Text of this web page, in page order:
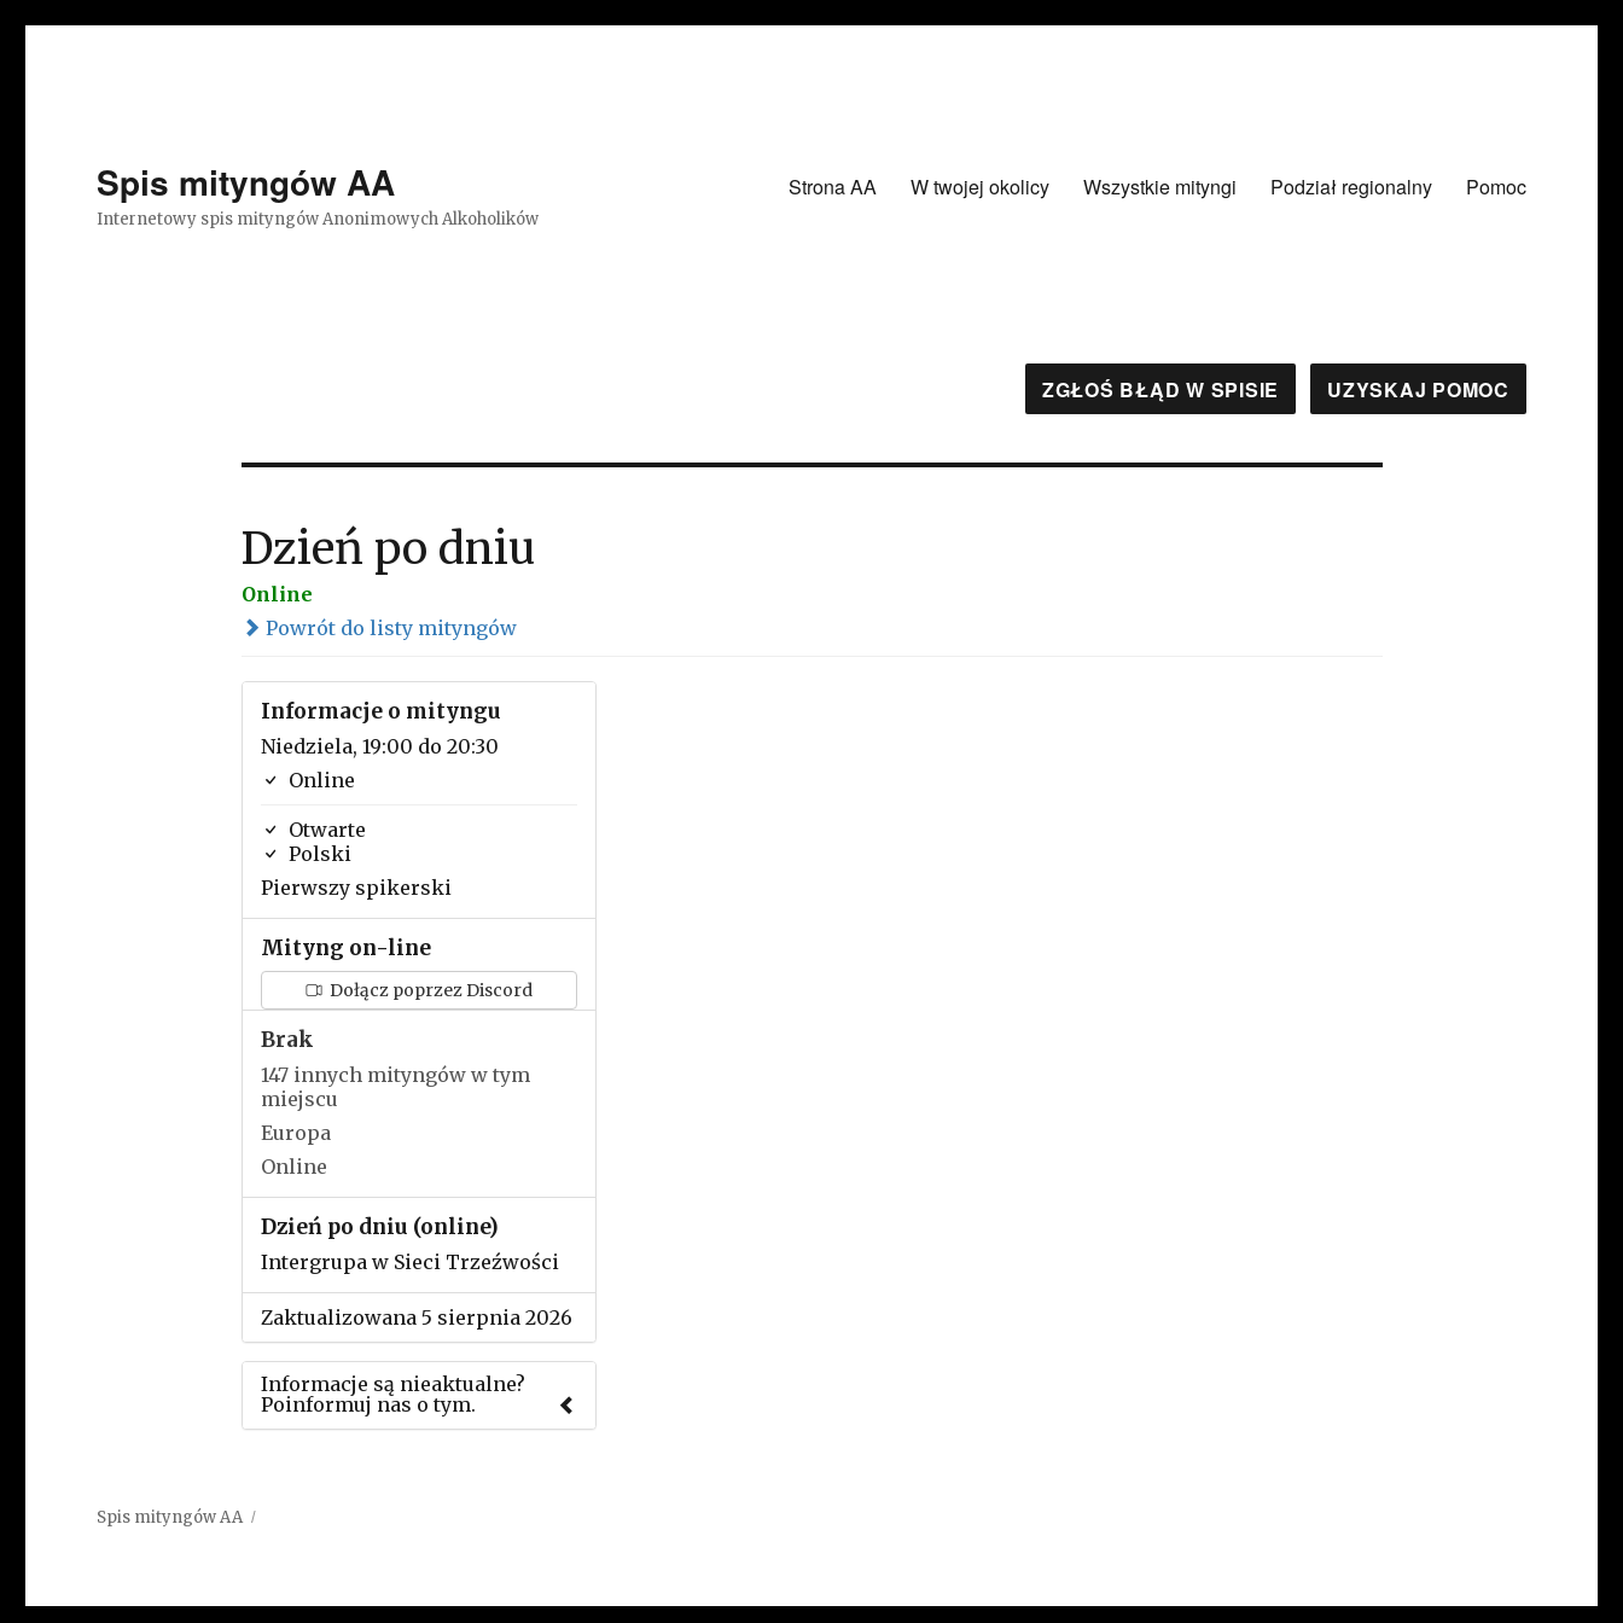
Spis mityngów AA
Internetowy spis mityngów Anonimowych Alkoholików
Strona AA W twojej okolicy Wszystkie mityngi Podział regionalny Pomoc
ZGŁOŚ BŁĄD W SPISIE UZYSKAJ POMOC
Dzień po dniu
Online
Powrót do listy mityngów
Informacje o mityngu
Niedziela, 19:00 do 20:30
Online
Otwarte
Polski
Pierwszy spikerski
Mityng on-line
Dołącz poprzez Discord
Brak
147 innych mityngów w tym
miejscu
Europa
Online
Dzień po dniu (online)
Intergrupa w Sieci Trzeźwości
Zaktualizowana 5 sierpnia 2026
Informacje są nieaktualne?
Poinformuj nas o tym.
Spis mityngów AA